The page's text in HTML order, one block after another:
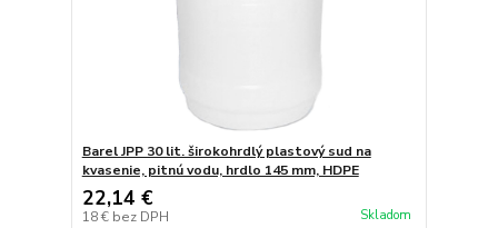
Barel JPP 30 lit. širokohrdlý plastový sud na
kvasenie, pitnú vodu, hrdlo 145 mm, HDPE
22,14 €
18 € bez DPH Skladom